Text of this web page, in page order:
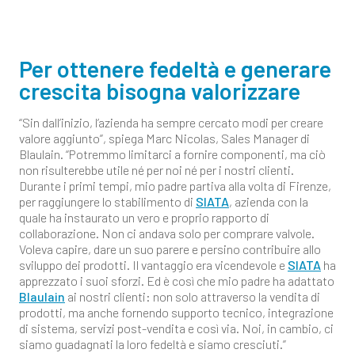
Per ottenere fedeltà e generare
crescita bisogna valorizzare
“Sin dall’inizio, l’azienda ha sempre cercato modi per creare
valore aggiunto”, spiega Marc Nicolas, Sales Manager di
Blaulain. “Potremmo limitarci a fornire componenti, ma ciò
non risulterebbe utile né per noi né per i nostri clienti.
Durante i primi tempi, mio padre partiva alla volta di Firenze,
per raggiungere lo stabilimento di SIATA, azienda con la
quale ha instaurato un vero e proprio rapporto di
collaborazione. Non ci andava solo per comprare valvole.
Voleva capire, dare un suo parere e persino contribuire allo
sviluppo dei prodotti. Il vantaggio era vicendevole e SIATA ha
apprezzato i suoi sforzi. Ed è così che mio padre ha adattato
Blaulain ai nostri clienti: non solo attraverso la vendita di
prodotti, ma anche fornendo supporto tecnico, integrazione
di sistema, servizi post-vendita e così via. Noi, in cambio, ci
siamo guadagnati la loro fedeltà e siamo cresciuti.”